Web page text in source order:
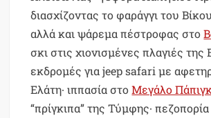
διασχίζοντας το φαράγγι του
αλλά και ψάρεμα πέστροφας στο
σκι στις χιονισμένες πλαγιές της
εκδρομές για jeep safari με
Ελάτη∙ ιππασία στοΜεγάλο
“πρίγκιπα” της Τύμφης∙